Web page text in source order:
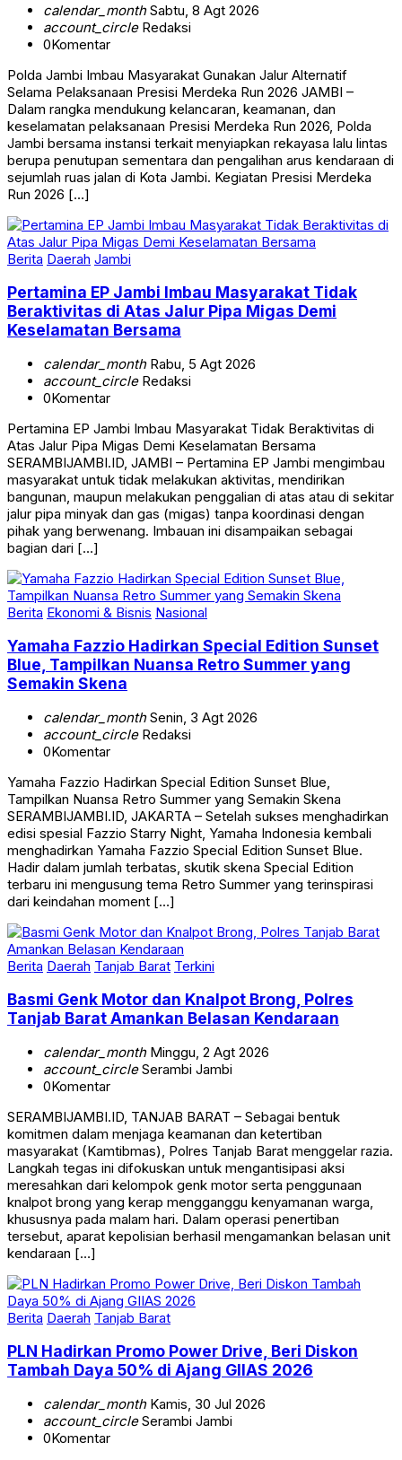
calendar_monthSabtu, 8 Agt 2026
account_circleRedaksi
0Komentar
Polda Jambi Imbau Masyarakat Gunakan Jalur Alternatif
Selama Pelaksanaan Presisi Merdeka Run 2026 JAMBI –
Dalam rangka mendukung kelancaran, keamanan, dan
keselamatan pelaksanaan Presisi Merdeka Run 2026, Polda
Jambi bersama instansi terkait menyiapkan rekayasa lalu lintas
berupa penutupan sementara dan pengalihan arus kendaraan di
sejumlah ruas jalan di Kota Jambi. Kegiatan Presisi Merdeka
Run 2026 […]
Berita Daerah Jambi
Pertamina EP Jambi Imbau Masyarakat Tidak
Beraktivitas di Atas Jalur Pipa Migas Demi
Keselamatan Bersama
calendar_monthRabu, 5 Agt 2026
account_circleRedaksi
0Komentar
Pertamina EP Jambi Imbau Masyarakat Tidak Beraktivitas di
Atas Jalur Pipa Migas Demi Keselamatan Bersama
SERAMBIJAMBI.ID, JAMBI – Pertamina EP Jambi mengimbau
masyarakat untuk tidak melakukan aktivitas, mendirikan
bangunan, maupun melakukan penggalian di atas atau di sekitar
jalur pipa minyak dan gas (migas) tanpa koordinasi dengan
pihak yang berwenang. Imbauan ini disampaikan sebagai
bagian dari […]
Berita Ekonomi & Bisnis Nasional
Yamaha Fazzio Hadirkan Special Edition Sunset
Blue, Tampilkan Nuansa Retro Summer yang
Semakin Skena
calendar_monthSenin, 3 Agt 2026
account_circleRedaksi
0Komentar
Yamaha Fazzio Hadirkan Special Edition Sunset Blue,
Tampilkan Nuansa Retro Summer yang Semakin Skena
SERAMBIJAMBI.ID, JAKARTA – Setelah sukses menghadirkan
edisi spesial Fazzio Starry Night, Yamaha Indonesia kembali
menghadirkan Yamaha Fazzio Special Edition Sunset Blue.
Hadir dalam jumlah terbatas, skutik skena Special Edition
terbaru ini mengusung tema Retro Summer yang terinspirasi
dari keindahan moment […]
Berita Daerah Tanjab Barat Terkini
Basmi Genk Motor dan Knalpot Brong, Polres
Tanjab Barat Amankan Belasan Kendaraan
calendar_monthMinggu, 2 Agt 2026
account_circleSerambi Jambi
0Komentar
SERAMBIJAMBI.ID, TANJAB BARAT – Sebagai bentuk
komitmen dalam menjaga keamanan dan ketertiban
masyarakat (Kamtibmas), Polres Tanjab Barat menggelar razia.
Langkah tegas ini difokuskan untuk mengantisipasi aksi
meresahkan dari kelompok genk motor serta penggunaan
knalpot brong yang kerap mengganggu kenyamanan warga,
khususnya pada malam hari. Dalam operasi penertiban
tersebut, aparat kepolisian berhasil mengamankan belasan unit
kendaraan […]
Berita Daerah Tanjab Barat
PLN Hadirkan Promo Power Drive, Beri Diskon
Tambah Daya 50% di Ajang GIIAS 2026
calendar_monthKamis, 30 Jul 2026
account_circleSerambi Jambi
0Komentar